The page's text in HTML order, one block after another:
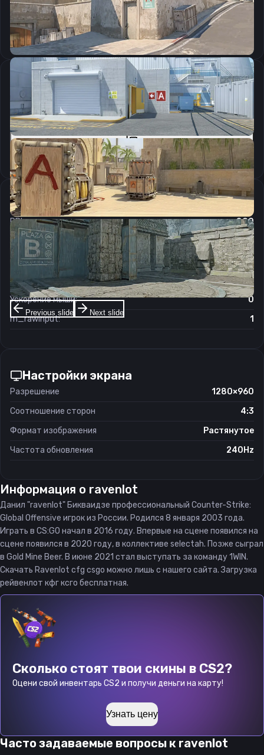
Previous slide Next slide
Скопировать
Параметры запуска
Скопировать
Настройки мыши
DPI:
800
Чувствительность мыши в игре:
1.04
Чувствительность мыши в зуме:
1.1
Чувствительность мыши в Windows:
6/11
Ускорение мыши:
0
m_rawinput:
1
Настройки экрана
Разрешение
1280×960
Соотношение сторон
4:3
Формат изображения
Растянутое
Частота обновления
240Hz
Информация о ravenlot
Данил "ravenlot" Бикваидзе профессиональный Counter-Strike:
Global Offensive игрок из России. Родился 8 января 2003 года.
Играть в CS:GO начал в 2016 году. Впервые на сцене появился на
сцене появился в 2020 году, в коллективе selectah. Позже сыграл
в Gold Mine Beer. В июне 2021 стал выступать за команду 1WIN.
Скачать Ravenlot cfg csgo можно лишь с нашего сайта. Загрузка
рейвенлот кфг ксго бесплатная.
Сколько стоят твои скины в CS2?
Оцени свой инвентарь CS2 и получи деньги на карту!
Узнать цену
Часто задаваемые вопросы к ravenlot